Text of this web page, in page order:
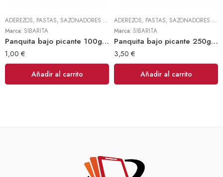
ADEREZOS, PASTAS, SAZONADORES Y CONDIMENTOS ,TODOS
Marca: SIBARITA
Panquita bajo picante 100gr (Sibarita)
1,00 €
Añadir al carrito
ADEREZOS, PASTAS, SAZONADORES Y CONDIMENTOS
Marca: SIBARITA
Panquita bajo picante 250gr (Sibarita)
3,50 €
Añadir al carrito